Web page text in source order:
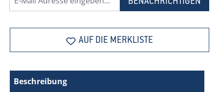
AUF DIE MERKLISTE
Beschreibung